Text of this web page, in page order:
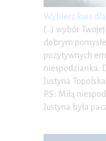
Wybierz kurs
(…) wybór
dobrym
pozytywnych
niespodzianka.
Justyna Topolska
P.S.: Miłą
Justyna była